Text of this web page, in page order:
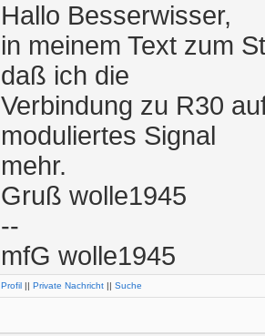
Hallo Besserwisser,
in meinem Text zum
daß ich die
Verbindung zu R30
moduliertes Signal
mehr.
Gruß wolle1945
--
mfG wolle1945
Profil || Private Nachricht || Suche